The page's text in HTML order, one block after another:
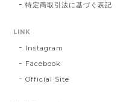
特定商取引法に基づく表記
LINK
Instagram
Facebook
Official Site